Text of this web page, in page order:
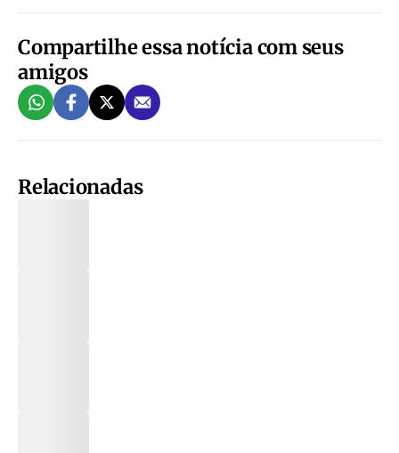
Compartilhe essa notícia com seus
amigos
Relacionadas